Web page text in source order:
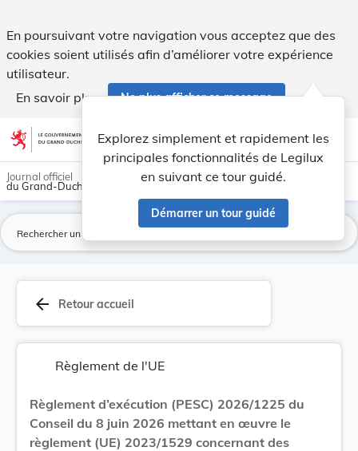
En poursuivant votre navigation vous acceptez que des
cookies soient utilisés afin d’améliorer votre expérience
utilisateur.
En savoir plus
Ne plus afficher ce message
Aller au contenu account_circle help Aide
Explorez simplement et rapidement les
principales fonctionnalités de Legilux
en suivant ce tour guidé.
Démarrer un tour guidé
light_mode dark_mode
Journal officiel
du Grand-Duché de Luxembourg
arrow_back Retour accueil
Règlement de l'UE
Règlement d’exécution (PESC) 2026/1225 du
Conseil du 8 juin 2026 mettant en œuvre le
règlement (UE) 2023/1529 concernant des